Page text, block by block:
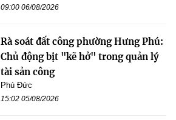
09:00 06/08/2026
Rà soát đất công phường Hưng Phú:
Chủ động bịt "kẽ hở" trong quản lý
tài sản công
Phú Đức
15:02 05/08/2026